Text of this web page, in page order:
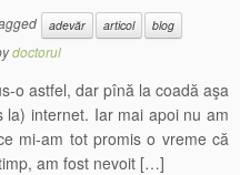
adevăr articol
blog
doctorul
o astfel, dar pînă la coadă aşa
internet. Iar mai apoi nu am
mi-am tot promis o vreme că
am fost nevoit […]